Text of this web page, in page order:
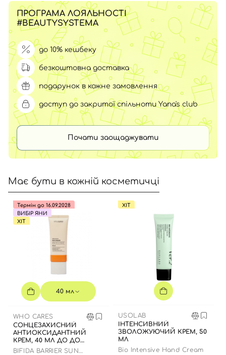
ПРОГРАМА ЛОЯЛЬНОСТІ
#BEAUTYSYSTEMA
до 10% кешбеку
безкоштовна доставка
подарунок в кожне замовлення
доступ до закритої спільноти Yana's club
Почати заощаджувати
Має бути в кожній косметичці
Термін до 16.09.2028
ВИБІР ЯНИ
ХІТ
40 мл
WHO CARES
СОНЦЕЗАХИСНИЙ
АНТИОКСИДАНТНИЙ
КРЕМ, 40 МЛ ДО ДО
16.09.2028 РОКУ
BIFIDA BARRIER SUN
ХІТ
USOLAB
ІНТЕНСИВНИЙ
ЗВОЛОЖУЮЧИЙ КРЕМ, 50
МЛ
Bio Intensive Hand Cream